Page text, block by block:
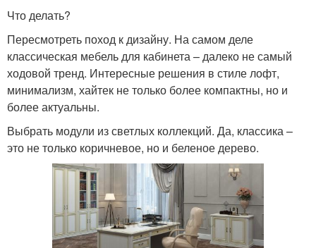
Что делать?
Пересмотреть поход к дизайну. На самом деле
классическая мебель для кабинета – далеко не самый
ходовой тренд. Интересные решения в стиле лофт,
минимализм, хайтек не только более компактны, но и
более актуальны.
Выбрать модули из светлых коллекций. Да, классика –
это не только коричневое, но и беленое дерево.